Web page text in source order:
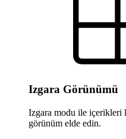
Izgara Görünümü
Izgara modu ile içerikleri
görünüm elde edin.